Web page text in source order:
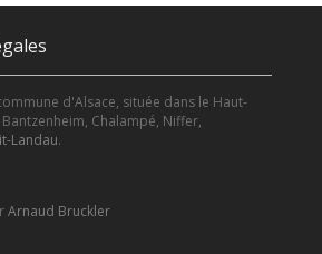
d'Alsace, située dans le Haut-
Chalampé, Niffer,
Landau.
Arnaud Bruckler